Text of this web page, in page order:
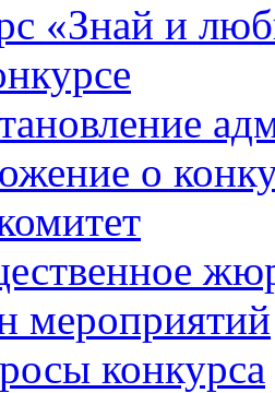
«Знай и
о
мероприятий
конкурса